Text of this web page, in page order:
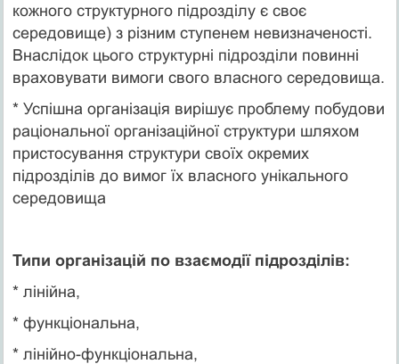
кожного структурного підрозділу є своє
середовище) з різним ступенем невизначеності.
Внаслідок цього структурні підрозділи повинні
враховувати вимоги свого власного середовища.
* Успішна організація вирішує проблему побудови
раціональної організаційної структури шляхом
пристосування структури своїх окремих
підрозділів до вимог їх власного унікального
середовища
Типи організацій по взаємодії підрозділів:
* лінійна,
* функціональна,
* лінійно-функціональна,